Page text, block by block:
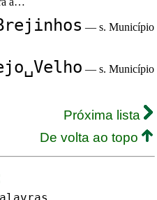
— s. Município
— s. Município
Próxima lista
De volta ao topo